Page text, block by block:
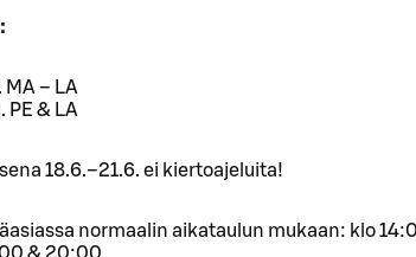
– LA
PE & LA
18.6.–21.6. ei kiertoajeluita!
normaalin aikataulun mukaan: klo